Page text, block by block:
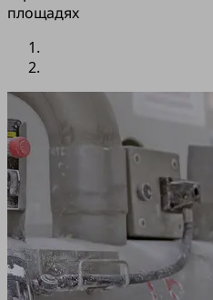
площадях
Приложение
Частый
и